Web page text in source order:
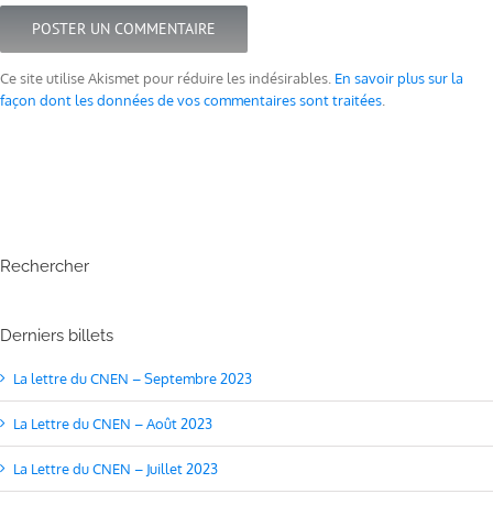
Ce site utilise Akismet pour réduire les indésirables. En savoir plus sur la
façon dont les données de vos commentaires sont traitées
Rechercher
Derniers billets
La lettre du CNEN – Septembre 2023
La Lettre du CNEN – Août 2023
La Lettre du CNEN – Juillet 2023